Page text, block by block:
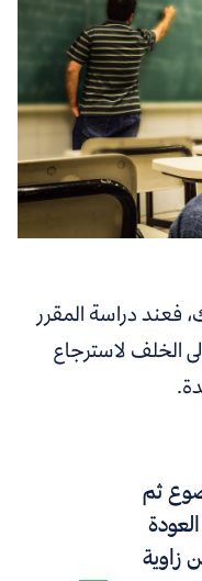
فعند دراسة المقرر
الخلف لاسترجاع
ثم
زاوية